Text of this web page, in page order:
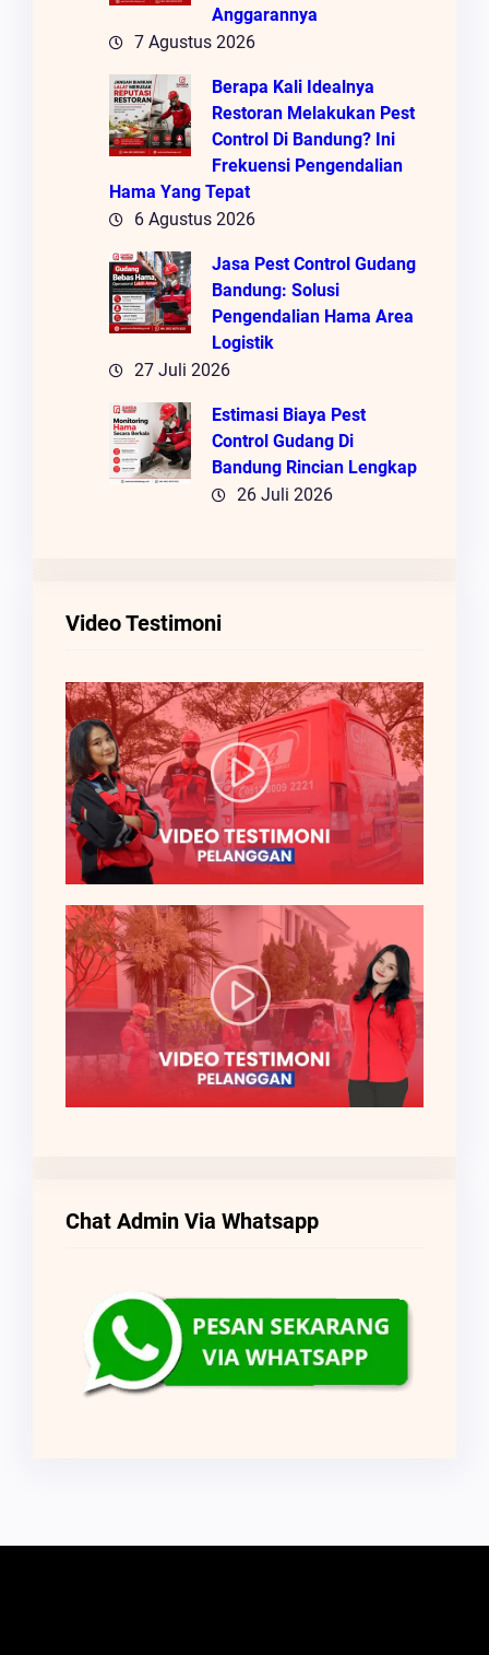
Anggarannya
7 Agustus 2026
Berapa Kali Idealnya
Restoran Melakukan Pest
Control Di Bandung? Ini
Frekuensi Pengendalian
Hama Yang Tepat
6 Agustus 2026
Jasa Pest Control Gudang
Bandung: Solusi
Pengendalian Hama Area
Logistik
27 Juli 2026
Estimasi Biaya Pest
Control Gudang Di
Bandung Rincian Lengkap
26 Juli 2026
Video Testimoni
Chat Admin Via Whatsapp